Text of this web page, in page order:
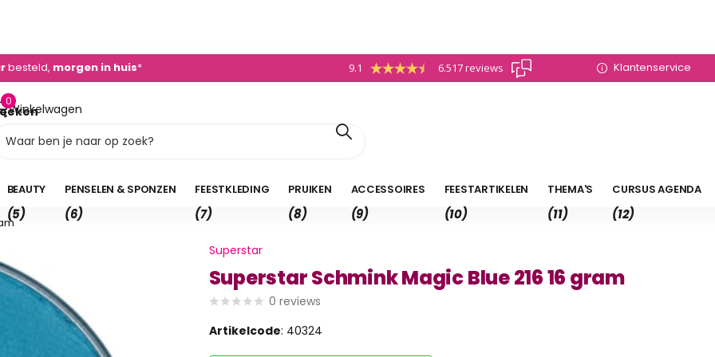
- 450 882
besteld, morgen in huis* 9.1 6.517 reviews Klantenservice
Winkelwagen
0
0,00
BEAUTY
(5)
PENSELEN & SPONZEN
(6)
FEESTKLEDING
(7)
PRUIKEN
(8)
ACCESSOIRES
(9)
FEESTARTIKELEN
(10)
THEMA'S
(11)
CURSUS AGENDA
(12)
Superstar
Superstar Schmink Magic Blue 216 16 gram
0 reviews
Artikelcode: 40324